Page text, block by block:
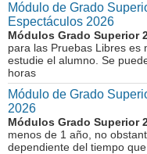
Módulo de Grado
Espectáculos 2026
Módulos Grado Superior
para las Pruebas Libres es
estudie el alumno. Se
horas
Módulo de Grado
2026
Módulos Grado Superior
menos de 1 año, no
dependiente del tiempo